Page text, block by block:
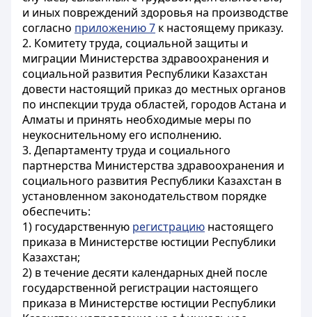
и иных повреждений здоровья на производстве
согласно приложению 7 к настоящему приказу.
2. Комитету труда, социальной защиты и
миграции Министерства здравоохранения и
социальной развития Республики Казахстан
довести настоящий приказ до местных органов
по инспекции труда областей, городов Астана и
Алматы и принять необходимые меры по
неукоснительному его исполнению.
3. Департаменту труда и социального
партнерства Министерства здравоохранения и
социального развития Республики Казахстан в
установленном законодательством порядке
обеспечить:
1) государственную регистрацию настоящего
приказа в Министерстве юстиции Республики
Казахстан;
2) в течение десяти календарных дней после
государственной регистрации настоящего
приказа в Министерстве юстиции Республики